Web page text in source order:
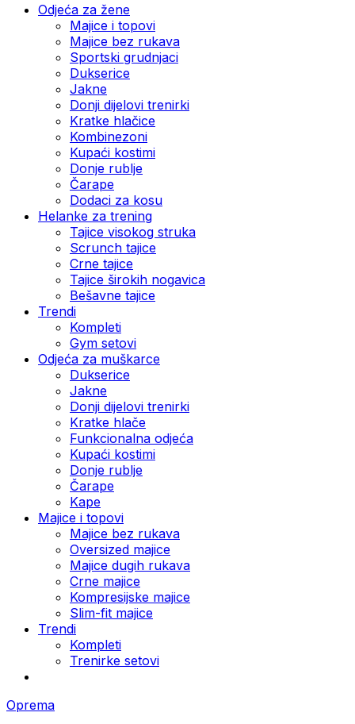
Odjeća za žene
Majice i topovi
Majice bez rukava
Sportski grudnjaci
Dukserice
Jakne
Donji dijelovi trenirki
Kratke hlačice
Kombinezoni
Kupaći kostimi
Donje rublje
Čarape
Dodaci za kosu
Helanke za trening
Tajice visokog struka
Scrunch tajice
Crne tajice
Tajice širokih nogavica
Bešavne tajice
Trendi
Kompleti
Gym setovi
Odjeća za muškarce
Dukserice
Jakne
Donji dijelovi trenirki
Kratke hlače
Funkcionalna odjeća
Kupaći kostimi
Donje rublje
Čarape
Kape
Majice i topovi
Majice bez rukava
Oversized majice
Majice dugih rukava
Crne majice
Kompresijske majice
Slim-fit majice
Trendi
Kompleti
Trenirke setovi
Oprema